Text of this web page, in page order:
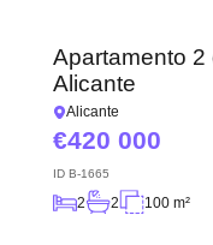
Apartamento 2
Alicante
Alicante
420 000
ID B-1665
2 2 100 m²